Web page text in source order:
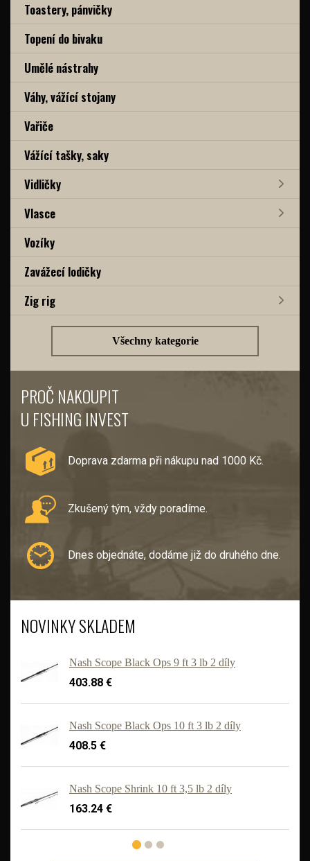
Toastery, pánvičky
Topení do bivaku
Umělé nástrahy
Váhy, vážící stojany
Vařiče
Vážící tašky, saky
Vidličky
Vlasce
Vozíky
Zavážecí lodičky
Zig rig
Všechny kategorie
PROČ NAKOUPIT
U FISHING INVEST
Doprava zdarma při nákupu nad 1000 Kč.
Zkušený tým, vždy poradíme.
Dnes objednáte, dodáme již do druhého dne.
NOVINKY SKLADEM
Nash Scope Black Ops 9 ft 3 lb 2 díly
403.88 €
Nash Scope Black Ops 10 ft 3 lb 2 díly
408.5 €
Nash Scope Shrink 10 ft 3,5 lb 2 díly
163.24 €